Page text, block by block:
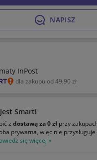
NAPISZ
InPost
dla zakupu od 49,90 zł
Smart!
z dostawą za 0 zł przy
prywatna, więc nie
się więcej »